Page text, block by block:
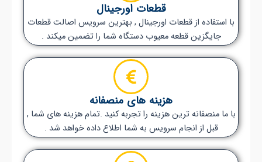
قطعات اورجینال
با استفاده از قطعات اورجینال , بهترین سرویس اصالت قطعات
جایگزین قطعه معیوب دستگاه شما را تضمین میکند .
هزینه های منصفانه
با ما منصفانه ترین هزینه را تجربه کنید .تمام هزینه های شما ,
قبل از انجام سرویس به شما اطلاع داده خواهد شد .